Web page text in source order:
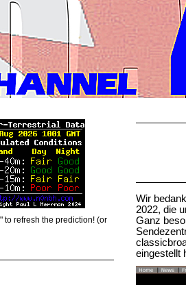
Wir
2022, die
Ganz
to refresh the prediction! (or